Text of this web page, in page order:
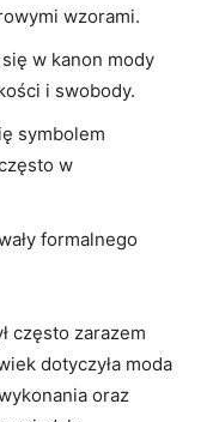
wzorami.
w kanon mody
i swobody.
symbolem
w
formalnego
często zarazem
dotyczyła moda
oraz